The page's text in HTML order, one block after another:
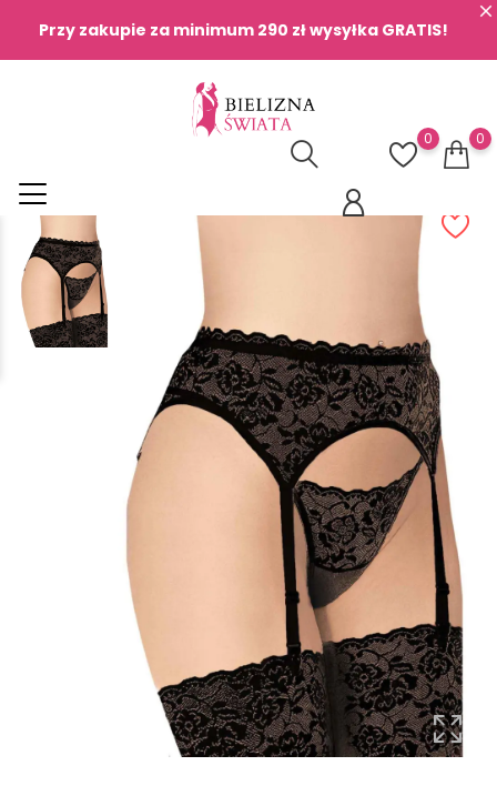
Przy zakupie za minimum 290 zł wysyłka GRATIS!
0
0